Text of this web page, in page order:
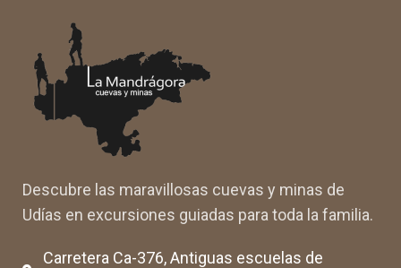
Descubre las maravillosas cuevas y minas de
Udías en excursiones guiadas para toda la familia.
Carretera Ca-376, Antiguas escuelas de